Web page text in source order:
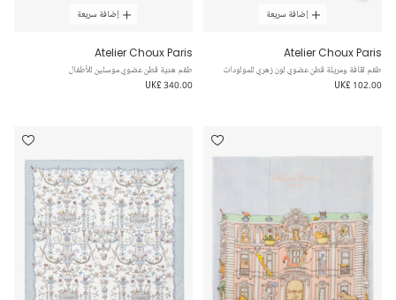
إضافة سريعة
Atelier Choux Paris
طقم لفّافة ومريلة قطن عضوي لون زهري للمولودات
UK£ 102.00
إضافة سريعة
Atelier Choux Paris
طقم هدية قطن عضوي موسلين للأطفال
UK£ 340.00